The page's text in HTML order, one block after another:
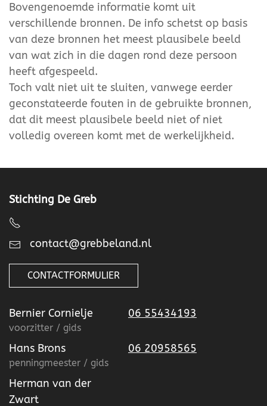
Bovengenoemde informatie komt uit
verschillende bronnen. De info schetst op basis
van deze bronnen het meest plausibele beeld
van wat zich in die dagen rond deze persoon
heeft afgespeeld.
Toch valt niet uit te sluiten, vanwege eerder
geconstateerde fouten in de gebruikte bronnen,
dat dit meest plausibele beeld niet of niet
volledig overeen komt met de werkelijkheid.
Stichting De Greb
contact@grebbeland.nl
CONTACTFORMULIER
Bernier Cornielje
voorzitter / gids
06 55434193
Hans Brons
penningmeester / gids
06 20958565
Herman van der
Zwart